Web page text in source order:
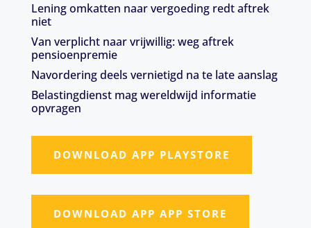
Lening omkatten naar vergoeding redt aftrek
niet
Van verplicht naar vrijwillig: weg aftrek
pensioenpremie
Navordering deels vernietigd na te late aanslag
Belastingdienst mag wereldwijd informatie
opvragen
DOWNLOAD APP PLAYSTORE
DOWNLOAD APP APP STORE